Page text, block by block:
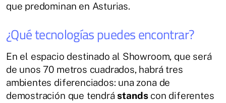
que predominan en Asturias.
¿Qué tecnologías puedes encontrar?
En el espacio destinado al Showroom, que será
de unos 70 metros cuadrados, habrá tres
ambientes diferenciados: una zona de
demostración que tendrástandscon diferentes